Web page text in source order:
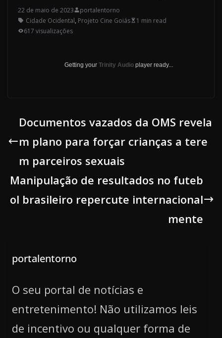
22 de maio de 2023
portalentorno
Cidade Ocidental, Projeto Cine Goiás
1 min read
617 visualizações
Getting your Trinity Audio player ready...
Documentos vazados da OMS revela
m plano para forçar crianças a tere
m parceiros sexuais
Manipulação de resultados no futeb
ol brasileiro repercute internacional
mente
portalentorno
O seu portal de notícias e
entretenimento! Não utilizamos leis
de incentivo ou qualquer forma de